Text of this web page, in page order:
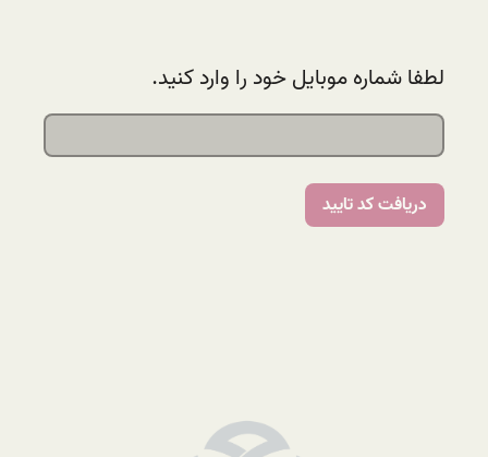
لطفا شماره موبایل خود را وارد کنید.
دریافت کد تایید